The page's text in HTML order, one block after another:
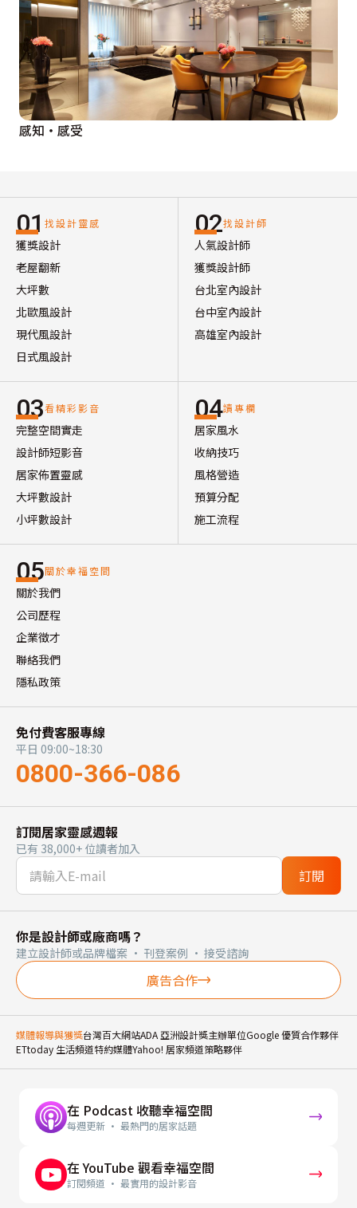
感知‧感受
01 找設計靈感
獲獎設計
老屋翻新
大坪數
北歐風設計
現代風設計
日式風設計
02找設計師
人氣設計師
獲獎設計師
台北室內設計
台中室內設計
高雄室內設計
03看精彩影音
完整空間實走
設計師短影音
居家佈置靈感
大坪數設計
小坪數設計
04讀專欄
居家風水
收納技巧
風格營造
預算分配
施工流程
05關於幸福空間
關於我們
公司歷程
企業徵才
聯絡我們
隱私政策
免付費客服專線
平日 09:00~18:30
0800-366-086
訂閱居家靈感週報
已有 38,000+ 位讀者加入
訂閱
你是設計師或廠商嗎？
建立設計師或品牌檔案 · 刊登案例 · 接受諮詢
廣告合作
媒體報導與獲獎台灣百大網站ADA 亞洲設計獎主辦單位Google 優質合作夥伴
ETtoday 生活頻道特約媒體Yahoo! 居家頻道策略夥伴
在 Podcast 收聽幸福空間
每週更新 · 最熱門的居家話題
在 YouTube 觀看幸福空間
訂閱頻道 · 最實用的設計影音